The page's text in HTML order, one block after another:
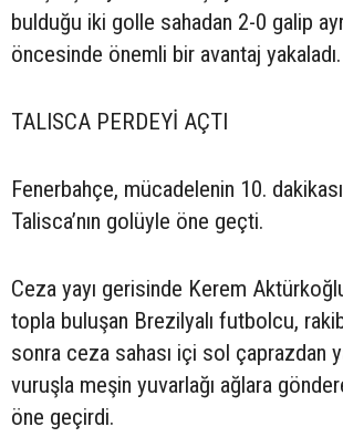
bulduğu iki golle sahadan 2-0 galip
öncesinde önemli bir avantaj yakaladı.
TALISCA PERDEYİ AÇTI
Fenerbahçe, mücadelenin 10.
Talisca’nın golüyle öne geçti.
Ceza yayı gerisinde Kerem
topla buluşan Brezilyalı futbolcu,
sonra ceza sahası içi sol çaprazdan
vuruşla meşin yuvarlağı ağlara
öne geçirdi.